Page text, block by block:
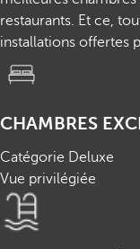
restaurants. Et ce,
installations offertes
CHAMBRES
Catégorie Deluxe
Vue privilégiée